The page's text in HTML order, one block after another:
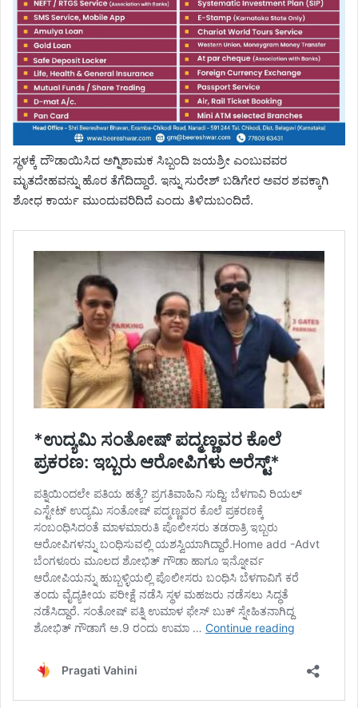
ಸ್ಥಳಕ್ಕೆ ದೌಡಾಯಿಸಿದ ಅಗ್ನಿಶಾಮಕ ಸಿಬ್ಬಂದಿ ಜಯಶ್ರೀ ಎಂಬುವವರ
ಮೃತದೇಹವನ್ನು ಹೊರ ತೆಗೆದಿದ್ದಾರೆ. ಇನ್ನು ಸುರೇಶ್ ಬಡಿಗೇರ ಅವರ ಶವಕ್ಕಾಗಿ
ಶೋಧ ಕಾರ್ಯ ಮುಂದುವರಿದಿದೆ ಎಂದು ತಿಳಿದುಬಂದಿದೆ.